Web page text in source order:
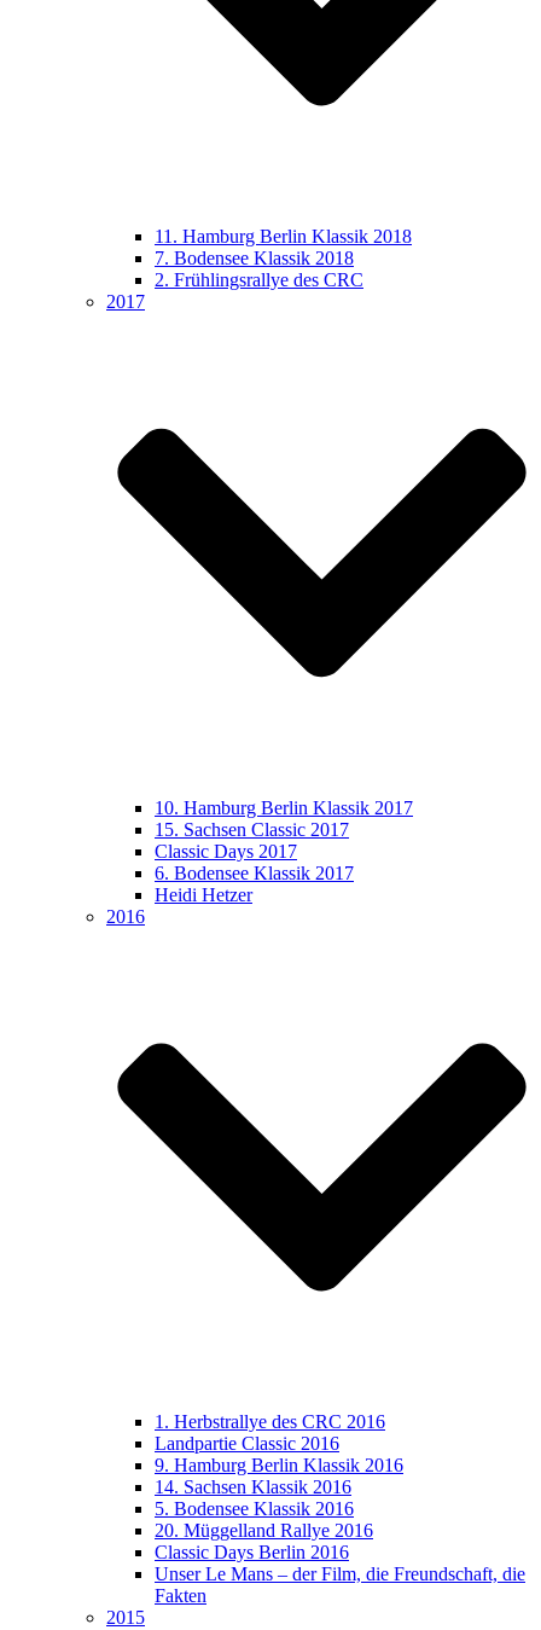
11. Hamburg Berlin Klassik 2018
7. Bodensee Klassik 2018
2. Frühlingsrallye des CRC
2017
10. Hamburg Berlin Klassik 2017
15. Sachsen Classic 2017
Classic Days 2017
6. Bodensee Klassik 2017
Heidi Hetzer
2016
1. Herbstrallye des CRC 2016
Landpartie Classic 2016
9. Hamburg Berlin Klassik 2016
14. Sachsen Klassik 2016
5. Bodensee Klassik 2016
20. Müggelland Rallye 2016
Classic Days Berlin 2016
Unser Le Mans – der Film, die Freundschaft, die
Fakten
2015